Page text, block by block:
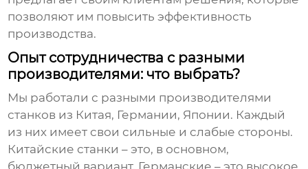
позволяют им повысить эффективность
производства.
Опыт сотрудничества с разными
производителями: что выбрать?
Мы работали с разными производителями
станков из Китая, Германии, Японии. Каждый
из них имеет свои сильные и слабые стороны.
Китайские станки – это, в основном,